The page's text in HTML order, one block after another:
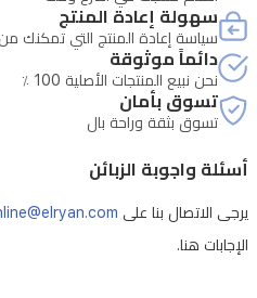
سهولة إعادة المنتج
سياسة إعادة المنتج التي تمكنك
دائماً موثوقة
نحن نبيع المنتجات الأصلية 100 ٪
تسوق بأمان
تسوق بثقة وراحة بال
أسئلة واجوبة الزبائن
يرجى الاتصال بنا على
الإجابات هنا.